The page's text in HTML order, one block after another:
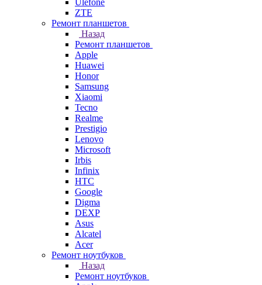
Ulefone
ZTE
Ремонт планшетов
Назад
Ремонт планшетов
Apple
Huawei
Honor
Samsung
Xiaomi
Tecno
Realme
Prestigio
Lenovo
Microsoft
Irbis
Infinix
HTC
Google
Digma
DEXP
Asus
Alcatel
Acer
Ремонт ноутбуков
Назад
Ремонт ноутбуков